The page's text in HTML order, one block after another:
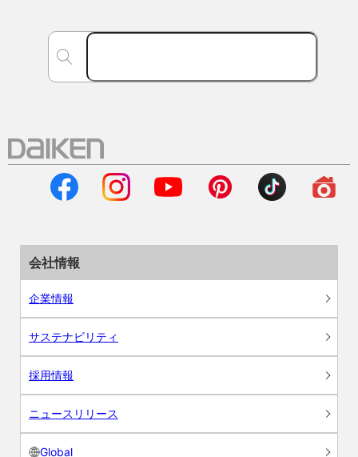
会社情報
企業情報
サステナビリティ
採用情報
ニュースリリース
Global